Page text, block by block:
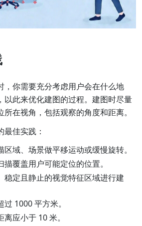
，你需要充分考虑用户会在什么地
以此来优化建图的过程。建图时尽量
在视角，包括观察的角度和距离。
佳实践：
域、场景做平移运动或缓慢旋转。
覆盖用户可能定位的位置。
稳定且静止的视觉特征区域进行建
1000 平方米。
应小于 10 米。